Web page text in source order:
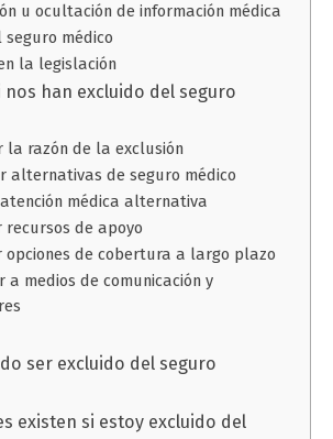
u ocultación de información médica
seguro médico
la legislación
nos han excluido del seguro
la razón de la exclusión
alternativas de seguro médico
médica alternativa
recursos de apoyo
opciones de cobertura a largo plazo
a medios de comunicación y
ser excluido del seguro
existen si estoy excluido del